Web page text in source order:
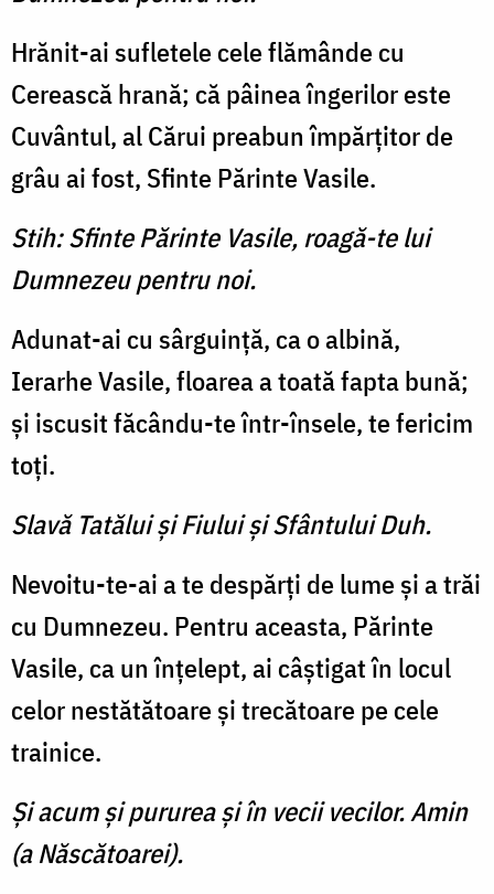
Hrănit-ai sufletele cele flămânde cu
Cerească hrană; că pâinea îngerilor este
Cuvântul, al Cărui preabun împărţitor de
grâu ai fost, Sfinte Părinte Vasile.
Stih: Sfinte Părinte Vasile, roagă-te lui
Dumnezeu pentru noi.
Adunat-ai cu sârguinţă, ca o albină,
Ierarhe Vasile, floarea a toată fapta bună;
şi iscusit făcându-te într-însele, te fericim
toţi.
Slavă Tatălui şi Fiului şi Sfântului Duh.
Nevoitu-te-ai a te despărţi de lume şi a trăi
cu Dumnezeu. Pentru aceasta, Părinte
Vasile, ca un înţelept, ai câştigat în locul
celor nestătătoare şi trecătoare pe cele
trainice.
Şi acum şi pururea şi în vecii vecilor. Amin
(a Născătoarei).